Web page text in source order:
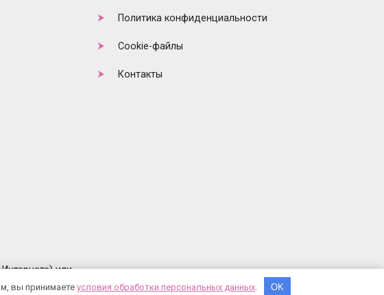
Политика конфиденциальности
Cookie-файлы
Контакты
или
вы принимаетеусловия обработки персональных данных OK